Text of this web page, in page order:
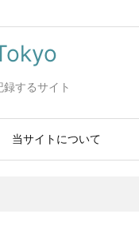
するサイト
当サイトについて